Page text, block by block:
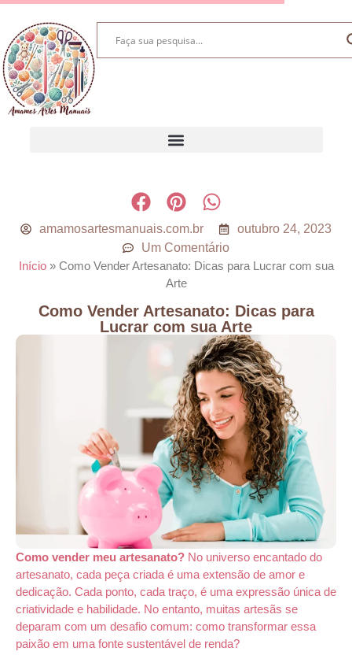
amamosartesmanuais.com.br
outubro 24, 2023
Um Comentário
Início» Como Vender Artesanato: Dicas para Lucrar com sua
Arte
Como Vender Artesanato: Dicas para
Lucrar com sua Arte
Como vender meu artesanato? No universo encantado do
artesanato, cada peça criada é uma extensão de amor e
dedicação. Cada ponto, cada traço, é uma expressão única de
criatividade e habilidade. No entanto, muitas artesãs se
deparam com um desafio comum: como transformar essa
paixão em uma fonte sustentável de renda?